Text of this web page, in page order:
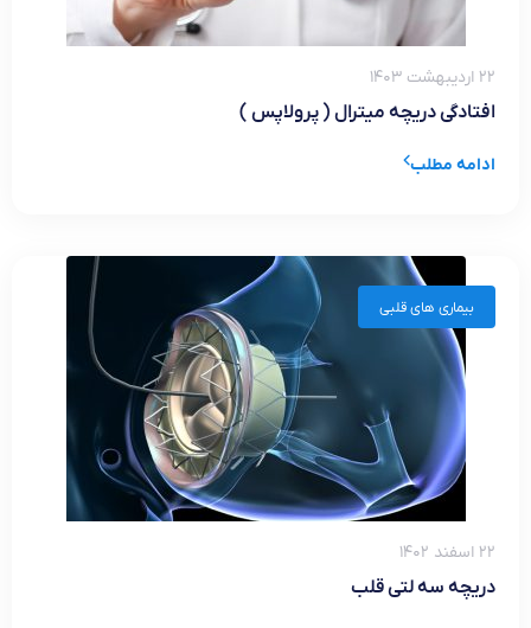
۲۲ اردیبهشت ۱۴۰۳
افتادگی دریچه میترال ( پرولاپس )
ادامه مطلب
بیماری های قلبی
۲۲ اسفند ۱۴۰۲
دریچه سه لتی قلب